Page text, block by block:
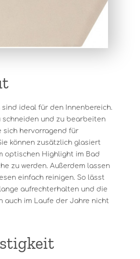
ideal für den Innenbereich.
schneiden und zu bearbeiten
sich hervorragend für
können zusätzlich glasiert
optischen Highlight im Bad
zu werden. Außerdem lassen
einfach reinigen. So lässt
aufrechterhalten und die
auch im Laufe der Jahre nicht